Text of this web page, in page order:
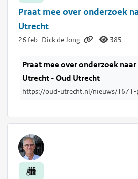
Praat mee over onderzoek
Utrecht
26 feb Dick de Jong 385
Praat mee over onderzoek
Utrecht - Oud Utrecht
https://oud-utrecht.nl/nieuws/1671-